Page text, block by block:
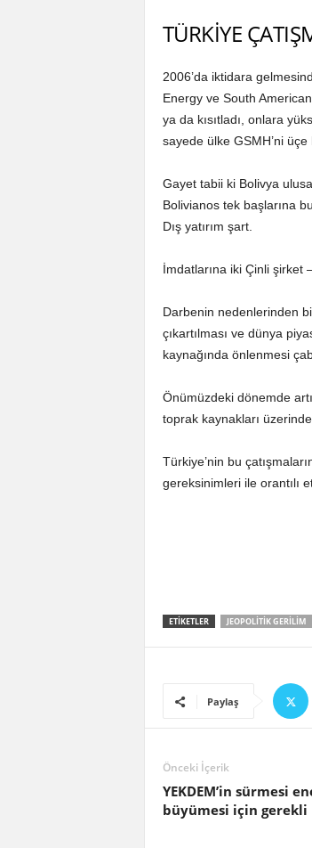
TÜRKİYE
2006’da iktidara
Energy ve South
ya da kısıtladı, onlara
sayede ülke GSMH’ni
Gayet tabii ki Bolivya
Bolivianos tek başlarına
Dış yatırım şart.
İmdatlarına iki Çinli şirket
Darbenin nedenlerinden
çıkartılması ve dünya
kaynağında önlenmesi
Önümüzdeki dönemde
toprak kaynakları
Türkiye’nin bu
gereksinimleri ile orantılı
ETIKETLER JEOPOLITIK GERILIM
Paylaş
Önceki İçerik
YEKDEM’in sürmesi
büyümesi için gerekli